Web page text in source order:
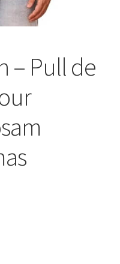
– Pull de